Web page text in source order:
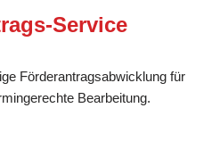
Service
Förderantragsabwicklung für
Bearbeitung.